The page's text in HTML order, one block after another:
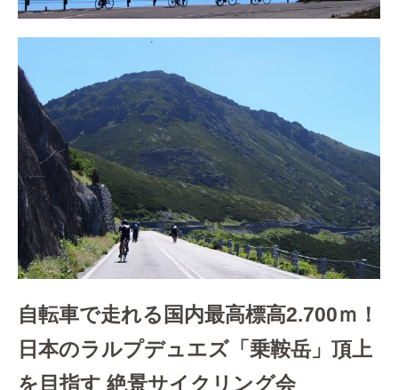
自転車で走れる国内最高標高2.700ｍ！
日本のラルプデュエズ「乗鞍岳」頂上
を目指す 絶景サイクリング会